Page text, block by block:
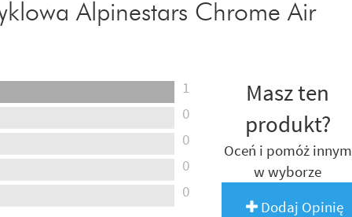
Alpinestars Chrome Air
1
0
0
0
0
Masz ten
produkt?
Oceń i pomóż innym
w wyborze
Dodaj Opinię